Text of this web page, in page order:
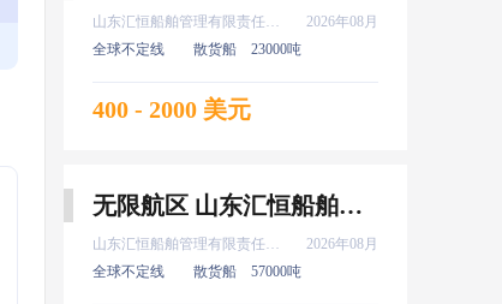
山东汇恒船舶管理有限责任公司
2026年08月
全球不定线
散货船 23000吨
400 - 2000 美元
无限航区 山东汇恒船舶管理有限责任公司 实习 新证 普证 高证 水手 8月上船
山东汇恒船舶管理有限责任公司
2026年08月
全球不定线
散货船 57000吨